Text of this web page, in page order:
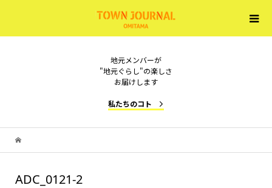
地元メンバーが
"地元ぐらし"の楽しさ
お届けします
私たちのコト
ADC_0121-2